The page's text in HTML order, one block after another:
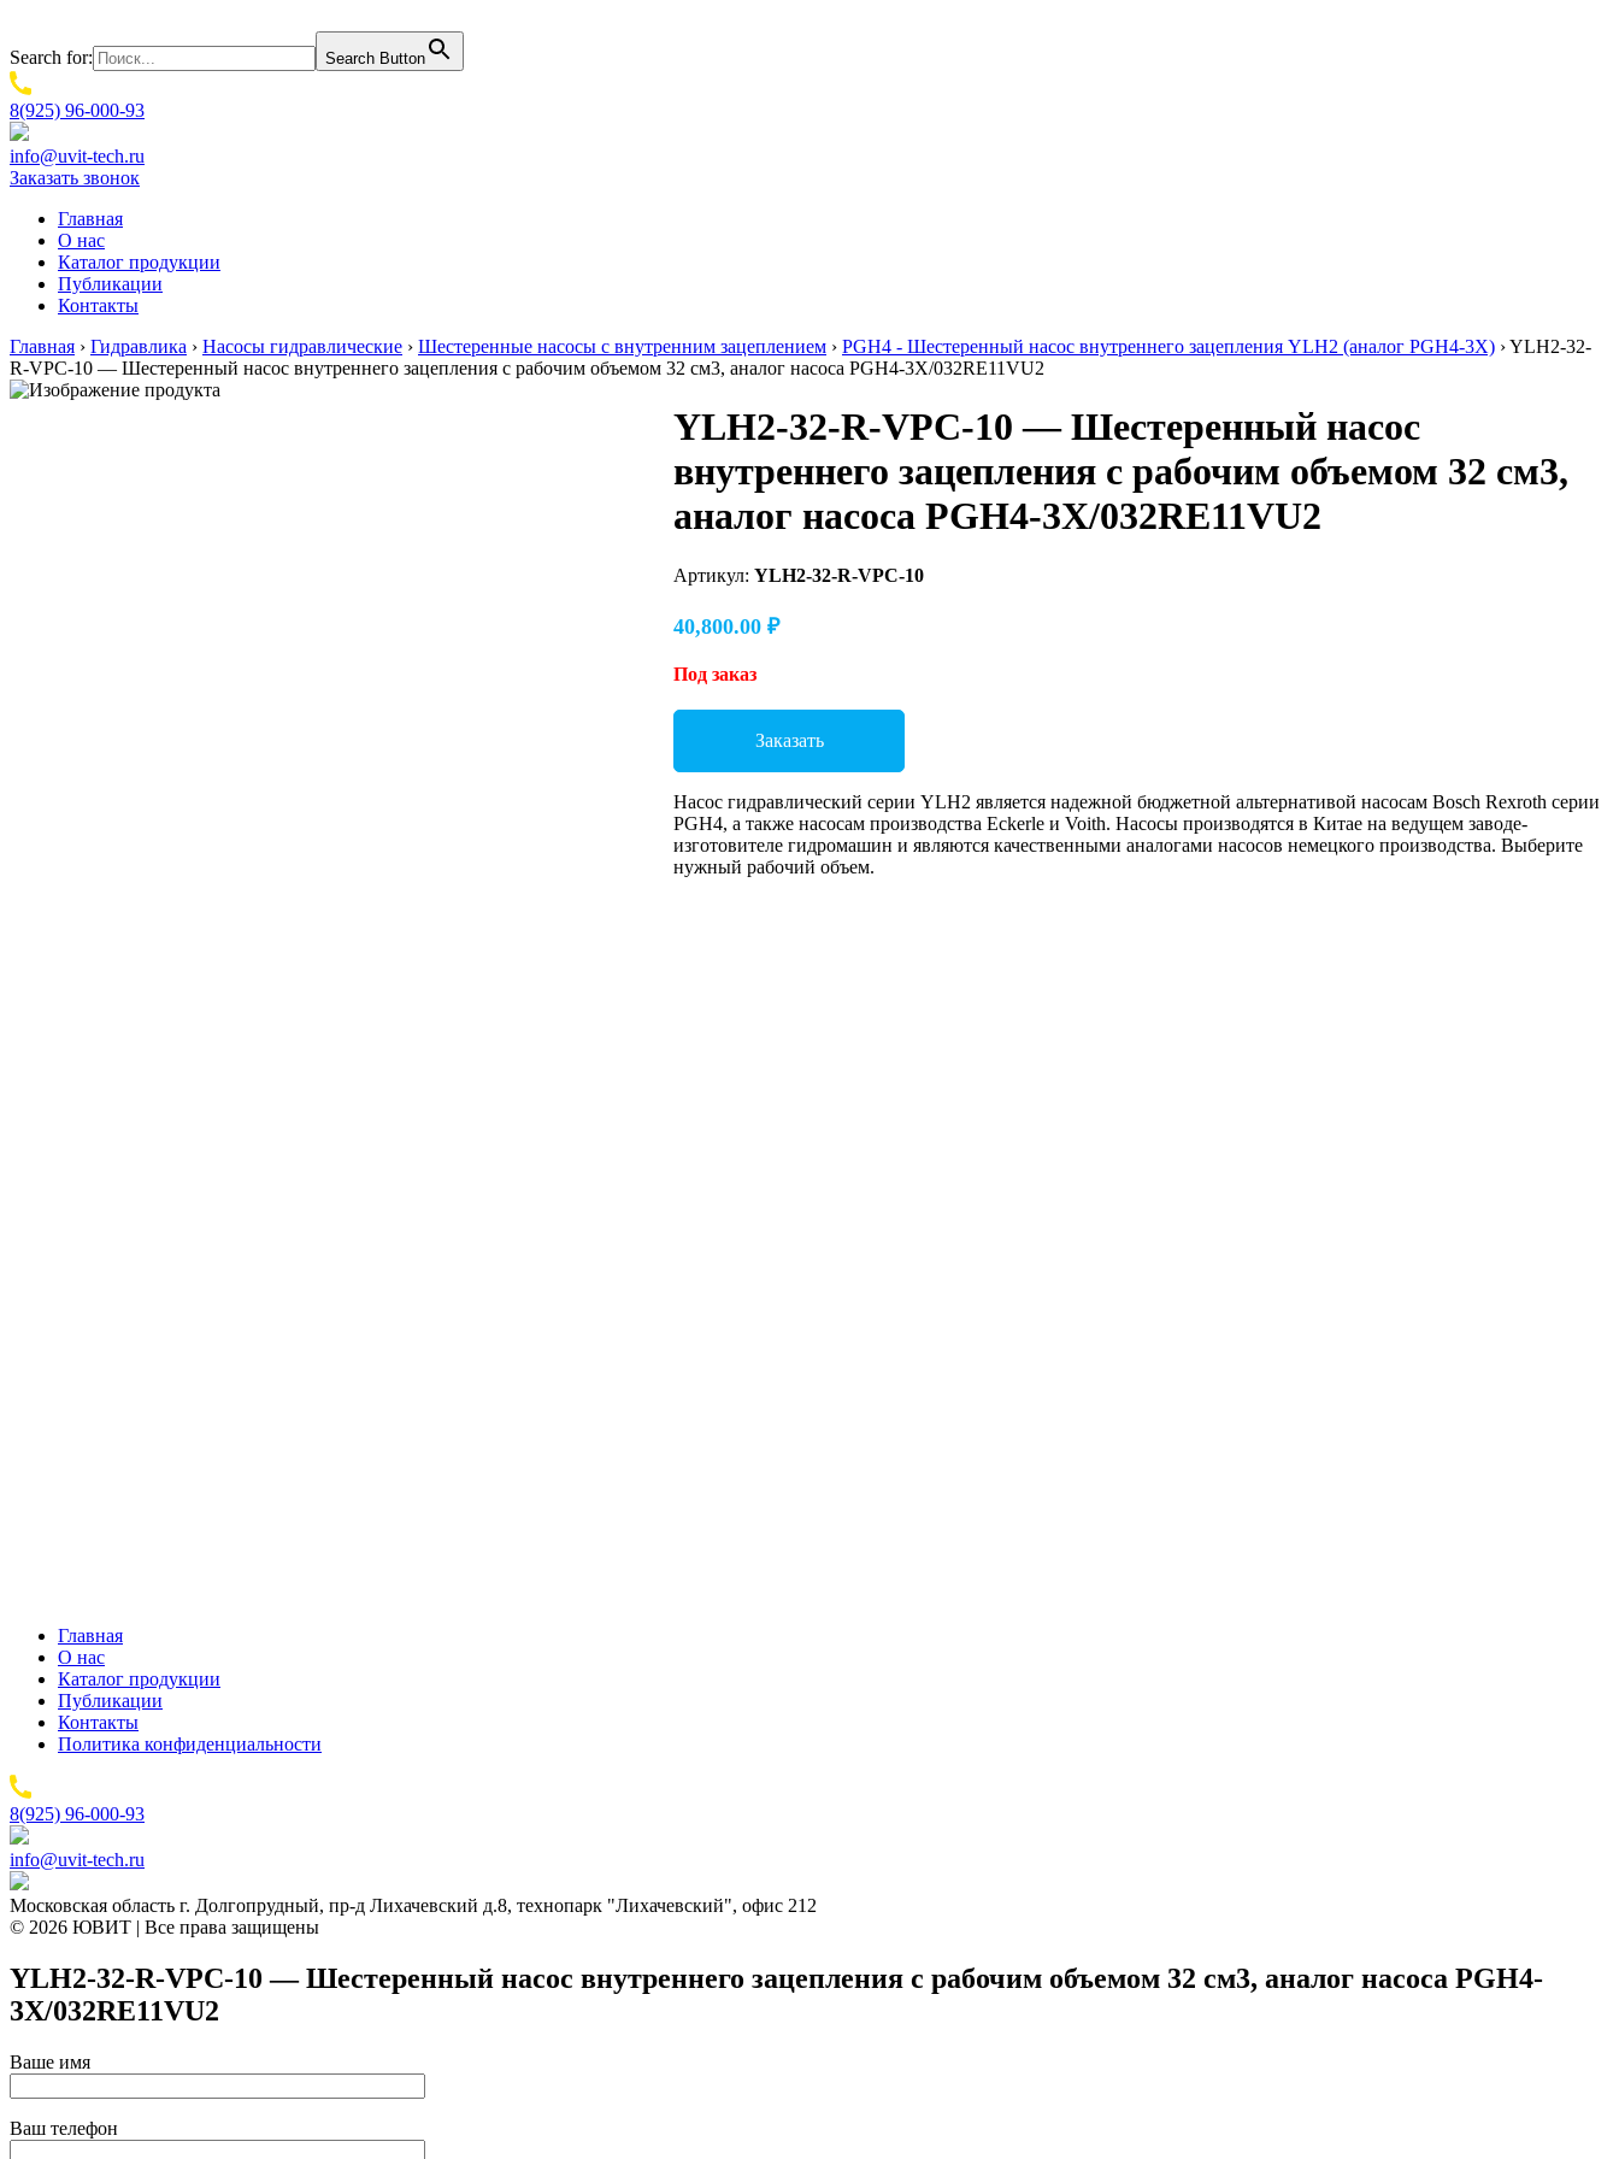
Search for: Search Button
8(925) 96-000-93
info@uvit-tech.ru
Заказать звонок
Главная
О нас
Каталог продукции
Публикации
Контакты
Главная › Гидравлика › Насосы гидравлические › Шестеренные насосы с внутренним зацеплением › PGH4 - Шестеренный насос внутреннего зацепления YLH2 (аналог PGH4-3X) ›YLH2-32-
R-VPC-10 — Шестеренный насос внутреннего зацепления с рабочим объемом 32 см3, аналог насоса PGH4-3X/032RE11VU2
YLH2-32-R-VPC-10 — Шестеренный насос
внутреннего зацепления с рабочим объемом 32 см3,
аналог насоса PGH4-3X/032RE11VU2
Артикул:YLH2-32-R-VPC-10
40,800.00₽
Под заказ
Заказать
Насос гидравлический серии YLH2 является надежной бюджетной альтернативой насосам Bosch Rexroth серии
PGH4, а также насосам производства Eckerle и Voith. Насосы производятся в Китае на ведущем заводе-
изготовителе гидромашин и являются качественными аналогами насосов немецкого производства. Выберите
нужный рабочий объем.
Главная
О нас
Каталог продукции
Публикации
Контакты
Политика конфиденциальности
8(925) 96-000-93
info@uvit-tech.ru
Московская область г. Долгопрудный, пр-д Лихачевский д.8, технопарк "Лихачевский", офис 212
© 2026 ЮВИТ | Все права защищены
YLH2-32-R-VPC-10 — Шестеренный насос внутреннего зацепления с рабочим объемом 32 см3, аналог насоса PGH4-
3X/032RE11VU2
Ваше имя
Ваш телефон